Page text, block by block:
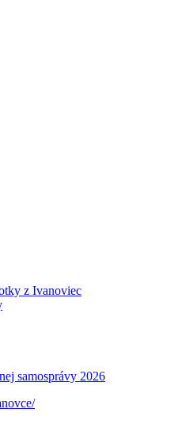
z Ivanoviec
samosprávy 2026